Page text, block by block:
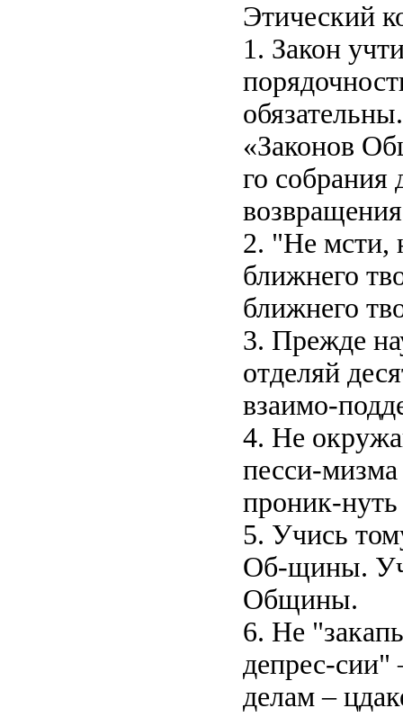
Этический
1. Закон
«Законов
го собрания
2. "Не мсти,
ближнего
ближнего
3. Прежде
отделяй
взаимо-
4. Не
песси-
проник-
5. Учись
Об-щины.
Общины.
6. Не
депрес-сии"
делам –